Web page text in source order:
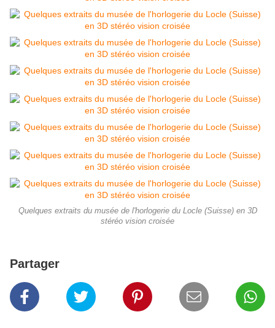
Quelques extraits du musée de l'horlogerie du Locle (Suisse) en 3D
stéréo vision croisée
Partager